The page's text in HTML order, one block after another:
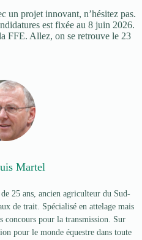
un projet innovant, n’hésitez pas.
est fixée au 8 juin 2026.
FFE. Allez, on se retrouve le 23
Martel
25 ans, ancien agriculteur du Sud-
de trait. Spécialisé en attelage mais
concours pour la transmission. Sur
pour le monde équestre dans toute